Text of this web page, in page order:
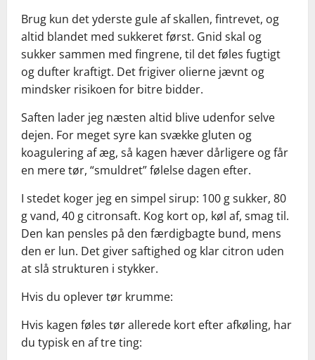
Brug kun det yderste gule af skallen, fintrevet, og
altid blandet med sukkeret først. Gnid skal og
sukker sammen med fingrene, til det føles fugtigt
og dufter kraftigt. Det frigiver olierne jævnt og
mindsker risikoen for bitre bidder.
Saften lader jeg næsten altid blive udenfor selve
dejen. For meget syre kan svække gluten og
koagulering af æg, så kagen hæver dårligere og får
en mere tør, “smuldret” følelse dagen efter.
I stedet koger jeg en simpel sirup: 100 g sukker, 80
g vand, 40 g citronsaft. Kog kort op, køl af, smag til.
Den kan pensles på den færdigbagte bund, mens
den er lun. Det giver saftighed og klar citron uden
at slå strukturen i stykker.
Hvis du oplever tør krumme:
Hvis kagen føles tør allerede kort efter afkøling, har
du typisk en af tre ting: